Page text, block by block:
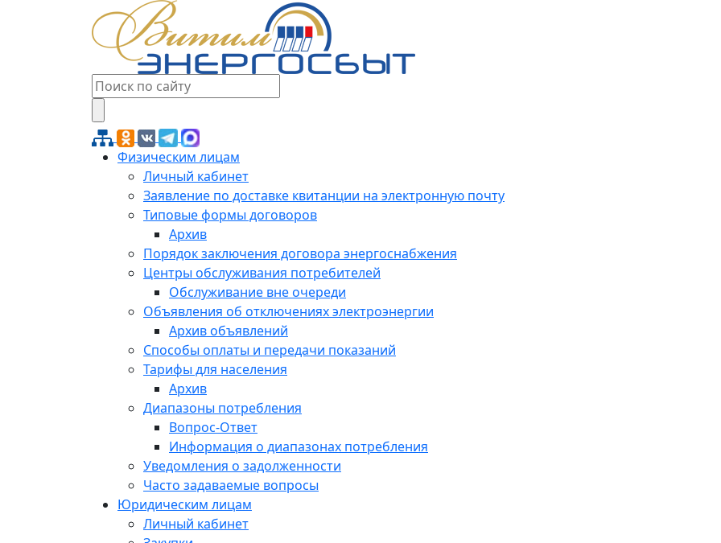
Физическим лицам
Личный кабинет
Заявление по доставке квитанции на электронную почту
Типовые формы договоров
Архив
Порядок заключения договора энергоснабжения
Центры обслуживания потребителей
Обслуживание вне очереди
Объявления об отключениях электроэнергии
Архив объявлений
Способы оплаты и передачи показаний
Тарифы для населения
Архив
Диапазоны потребления
Вопрос-Ответ
Информация о диапазонах потребления
Уведомления о задолженности
Часто задаваемые вопросы
Юридическим лицам
Личный кабинет